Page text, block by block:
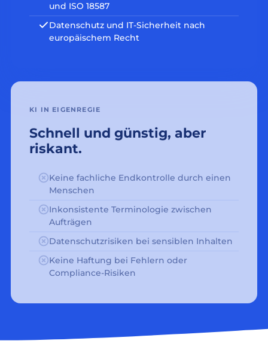
und ISO 18587
Datenschutz und IT-Sicherheit nach
europäischem Recht
KI IN EIGENREGIE
Schnell und günstig, aber
riskant.
Keine fachliche Endkontrolle durch einen
Menschen
Inkonsistente Terminologie zwischen
Aufträgen
Datenschutzrisiken bei sensiblen Inhalten
Keine Haftung bei Fehlern oder
Compliance-Risiken